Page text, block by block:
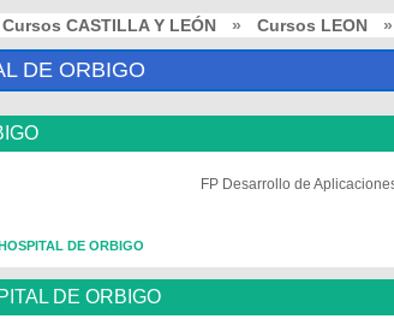
Cursos CASTILLA Y LEÓN » Cursos LEON »
DE ORBIGO
FP Desarrollo de
DE ORBIGO
DE ORBIGO